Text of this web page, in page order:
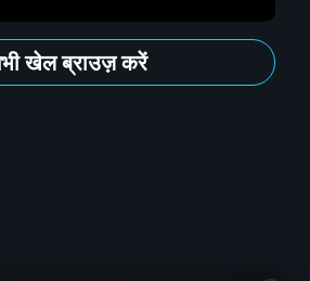
खेल ब्राउज़ करें